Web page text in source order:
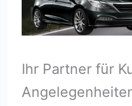
Ihr Partner für